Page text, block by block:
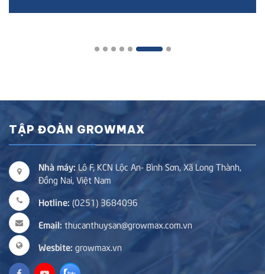
TẬP ĐOÀN GROWMAX
Nhà máy: Lô F, KCN Lộc An- Bình Sơn, Xã Long Thành,
Đồng Nai, Việt Nam
Hotline: (0251) 3684096
Email: thucanthuysan@growmax.com.vn
Wesbite: growmax.vn